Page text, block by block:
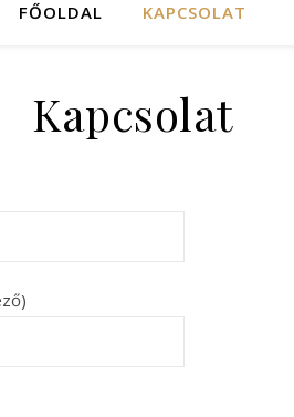
FŐOLDAL KAPCSOLAT
Kapcsolat